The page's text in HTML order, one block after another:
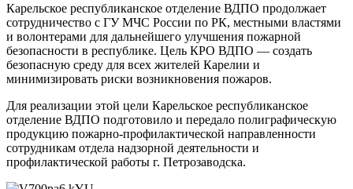
Карельское республиканское отделение ВДПО продолжает
сотрудничество с ГУ МЧС России по РК, местными властями
и волонтерами для дальнейшего улучшения пожарной
безопасности в республике. Цель КРО ВДПО — создать
безопасную среду для всех жителей Карелии и
минимизировать риски возникновения пожаров.
Для реализации этой цели Карельское республиканское
отделение ВДПО подготовило и передало полиграфическую
продукцию пожарно-профилактической направленности
сотрудникам отдела надзорной деятельности и
профилактической работы г. Петрозаводска.